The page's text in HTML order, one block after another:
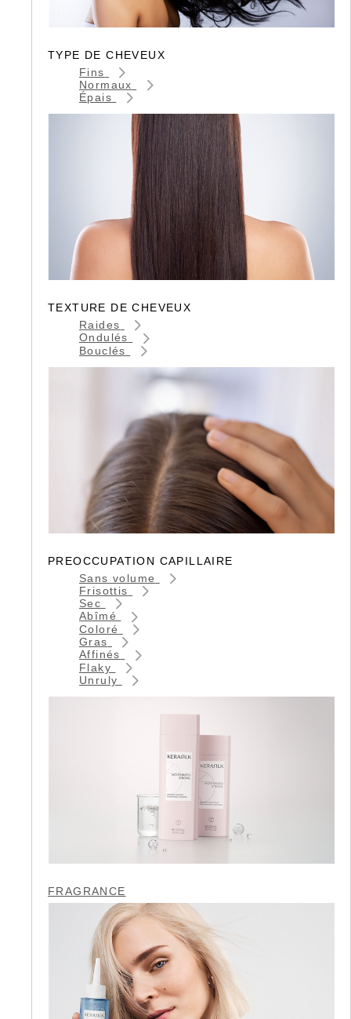
TYPE DE CHEVEUX
Fins
Normaux
Épais
TEXTURE DE CHEVEUX
Raides
Ondulés
Bouclés
PREOCCUPATION CAPILLAIRE
Sans volume
Frisottis
Sec
Abîmé
Coloré
Gras
Affinés
Flaky
Unruly
FRAGRANCE